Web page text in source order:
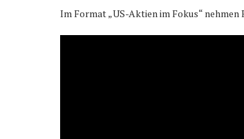
Im Format „US-Aktien im Fokus“